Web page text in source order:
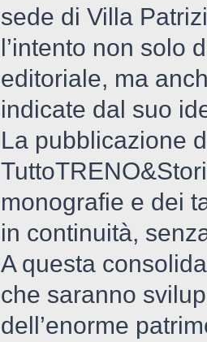
sede di Villa
l’intento non solo
editoriale, ma
indicate dal suo
La pubblicazione
monografie e dei
in continuità,
A questa
che saranno
dell’enorme